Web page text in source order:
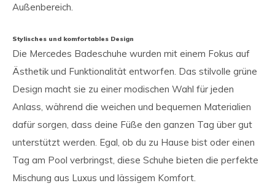
Außenbereich.
Stylisches und komfortables Design
Die Mercedes Badeschuhe wurden mit einem Fokus auf
Ästhetik und Funktionalität entworfen. Das stilvolle grüne
Design macht sie zu einer modischen Wahl für jeden
Anlass, während die weichen und bequemen Materialien
dafür sorgen, dass deine Füße den ganzen Tag über gut
unterstützt werden. Egal, ob du zu Hause bist oder einen
Tag am Pool verbringst, diese Schuhe bieten die perfekte
Mischung aus Luxus und lässigem Komfort.